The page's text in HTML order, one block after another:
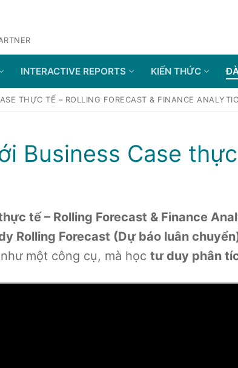
INTERACTIVE REPORTS KIẾN THỨC
THỰC TẾ – ROLLING FORECAST & FINANCE
Business Case
tế – Rolling Forecast & Finance
Rolling Forecast (Dự báo luân
một công cụ, mà học tư duy phân